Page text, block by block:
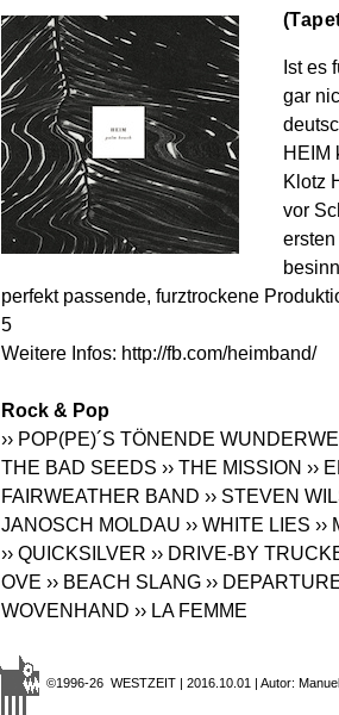
Ist es
gar
HEIM
Klotz
vor
perfekt passende, furztrockene
5
Weitere Infos: http://fb.com/heimband/
Rock & Pop
›› POP(PE)´S TÖNENDE
THE BAD SEEDS ›› THE MISSION ››
FAIRWEATHER BAND ›› STEVEN
JANOSCH MOLDAU ›› WHITE LIES ››
›› QUICKSILVER ›› DRIVE-BY
OVE ›› BEACH SLANG ››
WOVENHAND ›› LA FEMME
©1996-26 WESTZEIT | 2016.10.01 | Autor: